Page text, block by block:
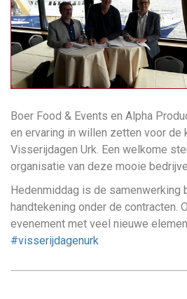
Boer Food & Events en Alpha
en ervaring in willen zetten voor de
Visserijdagen Urk. Een welkome
organisatie van deze mooie
Hedenmiddag is de samenwerking
handtekening onder de contracten.
evenement met veel nieuwe
#visserijdagenurk